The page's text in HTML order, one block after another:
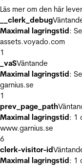
Läs mer om den här
__clerk_debug
Maximal lagringstid:
assets.voyado.com
1
_vaSVäntande
Maximal lagringstid:
garnius.se
1
prev_page_path
Maximal lagringstid: 1
www.garnius.se
6
clerk-visitor-id
Maximal lagringstid: 1